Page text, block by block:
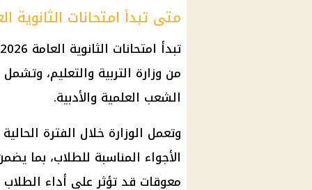
متى تبدأ امتحانات الثانوية
تبدأ امتحانات الثانوية العامة 2026
من وزارة التربية والتعليم، وتشمل
الشعب العلمية والأدبية.
وتعمل الوزارة خلال الفترة
الأجواء المناسبة للطلاب، بما
معوقات قد تؤثر على أداء الطلاب